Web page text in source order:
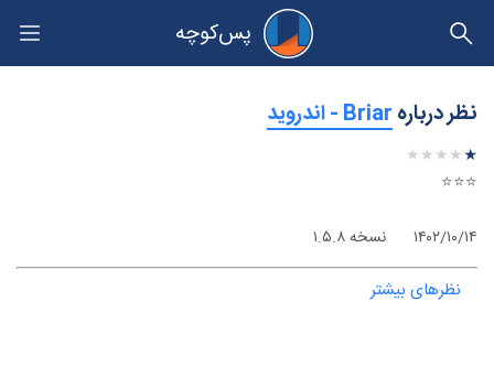
پس‌کوچه
حریم خصوصی
نظر درباره‫Briar - اندروید
★★★★★
★
★
★
★
★
⭐⭐⭐
۱۴۰۲/۱۰/۱۴ نسخه ۱.۵.۸
نظرهای بیشتر